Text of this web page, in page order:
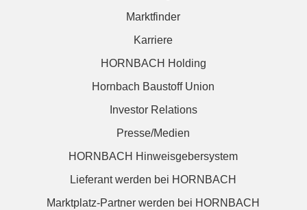
Marktfinder
Karriere
HORNBACH Holding
Hornbach Baustoff Union
Investor Relations
Presse/Medien
HORNBACH Hinweisgebersystem
Lieferant werden bei HORNBACH
Marktplatz-Partner werden bei HORNBACH